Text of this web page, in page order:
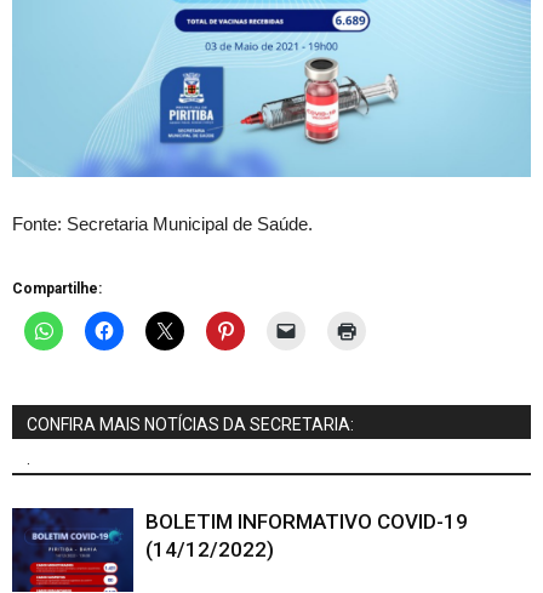
Fonte: Secretaria Municipal de Saúde.
Compartilhe:
CONFIRA MAIS NOTÍCIAS DA SECRETARIA:
BOLETIM INFORMATIVO COVID-19
(14/12/2022)